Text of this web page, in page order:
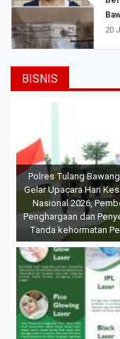
20
BISNIS
Polres Tulang
Gelar Upacara Hari
Nasional 2026,
Penghargaan dan
Tanda kehormatan